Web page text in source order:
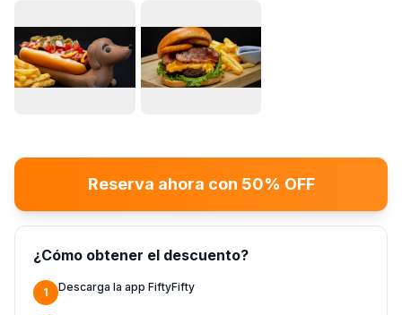
Reserva ahora con 50% OFF
¿Cómo obtener el descuento?
1 Descarga la app FiftyFifty